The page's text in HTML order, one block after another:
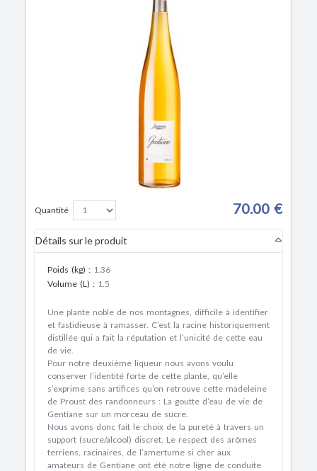
Quantité 70.00 €
Détails sur le produit
Poids (kg) : 1.36
Volume (L) : 1.5
Une plante noble de nos montagnes, difficile à identifier
et fastidieuse à ramasser. C’est la racine historiquement
distillée qui a fait la réputation et l’unicité de cette eau
de vie.
Pour notre deuxième liqueur nous avons voulu
conserver l’identité forte de cette plante, qu’elle
s’exprime sans artifices qu’on retrouve cette madeleine
de Proust des randonneurs : La goutte d’eau de vie de
Gentiane sur un morceau de sucre.
Nous avons donc fait le choix de la pureté à travers un
support (sucre/alcool) discret. Le respect des arômes
terriens, racinaires, de l’amertume si cher aux
amateurs de Gentiane ont été notre ligne de conduite